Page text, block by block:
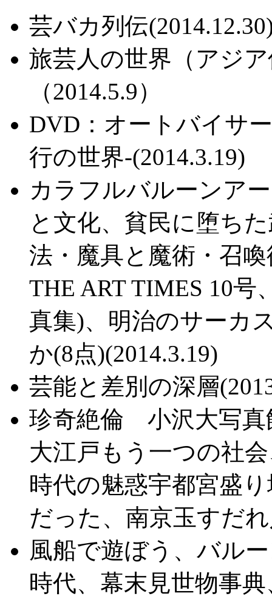
芸バカ列伝
旅芸人の世界（アジ
（2014.5.9）
DVD：オートバイサ
行の世界-(2014.3.19)
カラフルバルーンア
と文化、貧民に堕ち
法・魔具と魔術・召
THE ART TIMES 10
真集)、明治のサーカ
か(8点)(2014.3.19)
芸能と差別の深層
珍奇絶倫 小沢大写
大江戸もう一つの社
時代の魅惑宇都宮盛
だった、南京玉すだ
風船で遊ぼう、バル
時代、幕末見世物事